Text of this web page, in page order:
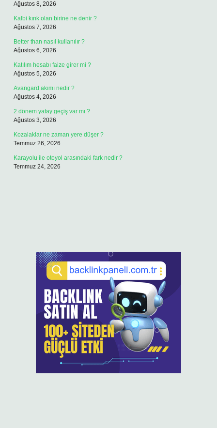
Ağustos 8, 2026
Kalbi kırık olan birine ne denir ?
Ağustos 7, 2026
Better than nasıl kullanılır ?
Ağustos 6, 2026
Katılım hesabı faize girer mi ?
Ağustos 5, 2026
Avangard akımı nedir ?
Ağustos 4, 2026
2 dönem yatay geçiş var mı ?
Ağustos 3, 2026
Kozalaklar ne zaman yere düşer ?
Temmuz 26, 2026
Karayolu ile otoyol arasındaki fark nedir ?
Temmuz 24, 2026